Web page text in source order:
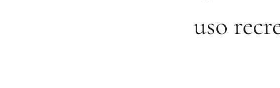
uso